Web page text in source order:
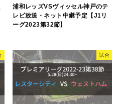
浦和レッズVSヴィッセル神戸のテ
レビ放送・ネット中継予定【J1リ
ーグ2023第32節】
試合